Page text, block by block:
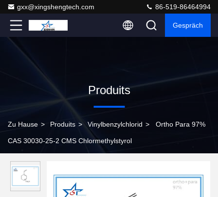
gxx@xingshengtech.com 86-519-86464994
Gespräch
Produits
Zu Hause > Produits > Vinylbenzylchlorid > Ortho Para 97%
CAS 30030-25-2 CMS Chlormethylstyrol